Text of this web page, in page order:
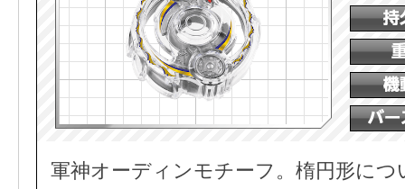
軍神オーディンモチーフ。楕円形に